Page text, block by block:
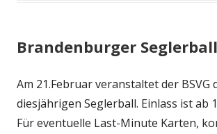
Brandenburger
Am 21.Februar veranstaltet der BSVG
diesjährigen Seglerball. Einlass ist ab
Für eventuelle Last-Minute Karten,